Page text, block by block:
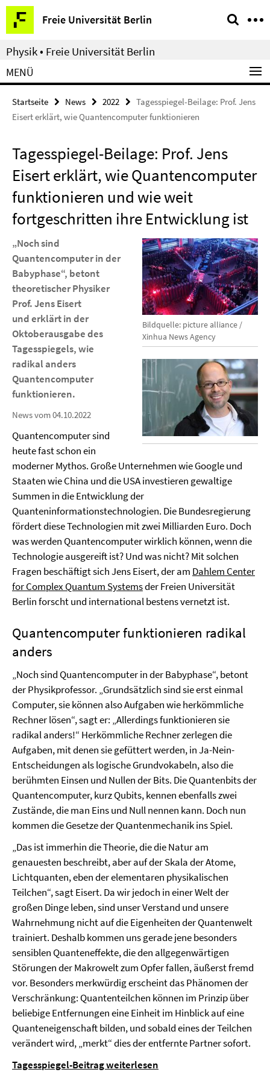
Springe
direkt
zu
Inhalt
Freie Universität Berlin
Service-
Navigation
Physik • Freie Universität Berlin
MENÜ
Startseite News 2022
Tagesspiegel-Beilage: Prof. Jens
Eisert erklärt, wie Quantencomputer funktionieren
Tagesspiegel-Beilage: Prof. Jens
Eisert erklärt, wie Quantencomputer
funktionieren und wie weit
fortgeschritten ihre Entwicklung ist
Bildquelle: picture alliance /
Xinhua News Agency
„Noch sind
Quantencomputer in der
Babyphase“, betont
theoretischer Physiker
Prof. Jens Eisert
und erklärt in der
Oktoberausgabe des
Tagesspiegels, wie
radikal anders
Quantencomputer
funktionieren.
News vom 04.10.2022
Quantencomputer sind
heute fast schon ein
moderner Mythos. Große Unternehmen wie Google und
Staaten wie China und die USA investieren gewaltige
Summen in die Entwicklung der
Quanteninformationstechnologien. Die Bundesregierung
fördert diese Technologien mit zwei Milliarden Euro. Doch
was werden Quantencomputer wirklich können, wenn die
Technologie ausgereift ist? Und was nicht? Mit solchen
Fragen beschäftigt sich Jens Eisert, der am Dahlem Center
for Complex Quantum Systemsder Freien Universität
Berlin forscht und international bestens vernetzt ist.
Quantencomputer funktionieren radikal
anders
„Noch sind Quantencomputer in der Babyphase“, betont
der Physikprofessor. „Grundsätzlich sind sie erst einmal
Computer, sie können also Aufgaben wie herkömmliche
Rechner lösen“, sagt er: „Allerdings funktionieren sie
radikal anders!“ Herkömmliche Rechner zerlegen die
Aufgaben, mit denen sie gefüttert werden, in Ja-Nein-
Entscheidungen als logische Grundvokabeln, also die
berühmten Einsen und Nullen der Bits. Die Quantenbits der
Quantencomputer, kurz Qubits, kennen ebenfalls zwei
Zustände, die man Eins und Null nennen kann. Doch nun
kommen die Gesetze der Quantenmechanik ins Spiel.
„Das ist immerhin die Theorie, die die Natur am
genauesten beschreibt, aber auf der Skala der Atome,
Lichtquanten, eben der elementaren physikalischen
Teilchen“, sagt Eisert. Da wir jedoch in einer Welt der
großen Dinge leben, sind unser Verstand und unsere
Wahrnehmung nicht auf die Eigenheiten der Quantenwelt
trainiert. Deshalb kommen uns gerade jene besonders
sensiblen Quanteneffekte, die den allgegenwärtigen
Störungen der Makrowelt zum Opfer fallen, äußerst fremd
vor. Besonders merkwürdig erscheint das Phänomen der
Verschränkung: Quantenteilchen können im Prinzip über
beliebige Entfernungen eine Einheit im Hinblick auf eine
Quanteneigenschaft bilden, und sobald eines der Teilchen
verändert wird, „merkt“ dies der entfernte Partner sofort.
Tagesspiegel-Beitrag weiterlesen